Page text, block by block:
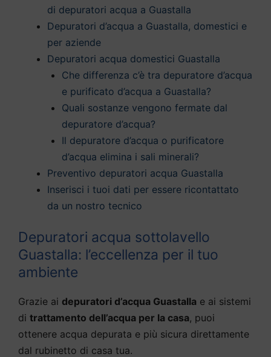
di depuratori acqua a Guastalla
Depuratori d’acqua a Guastalla, domestici e
per aziende
Depuratori acqua domestici Guastalla
Che differenza c’è tra depuratore d’acqua
e purificato d’acqua a Guastalla?
Quali sostanze vengono fermate dal
depuratore d’acqua?
Il depuratore d’acqua o purificatore
d’acqua elimina i sali minerali?
Preventivo depuratori acqua Guastalla
Inserisci i tuoi dati per essere ricontattato
da un nostro tecnico
Depuratori acqua sottolavello
Guastalla: l’eccellenza per il tuo
ambiente
Grazie ai depuratori d’acqua Guastalla e ai sistemi
di trattamento dell’acqua per la casa, puoi
ottenere acqua depurata e più sicura direttamente
dal rubinetto di casa tua.